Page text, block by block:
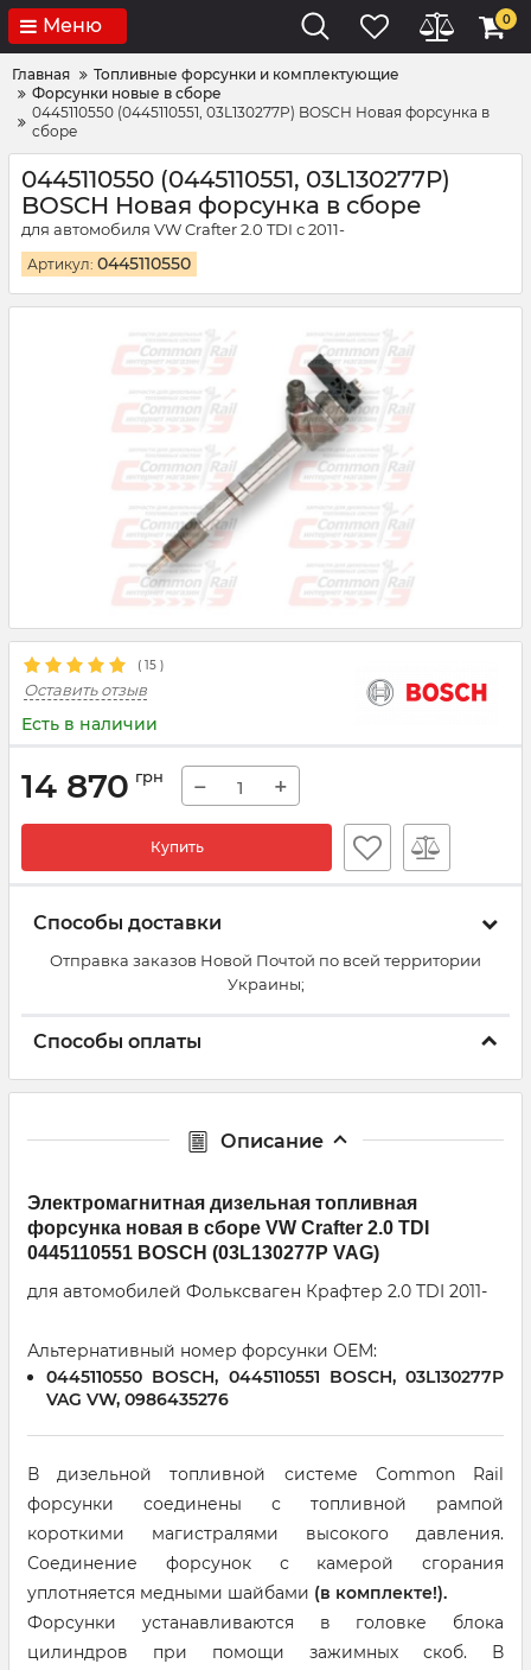
Меню 0
Главная
Топливные форсунки и комплектующие
Форсунки новые в сборе
0445110550 (0445110551, 03L130277P) BOSCH Новая форсунка в
сборе
0445110550 (0445110551, 03L130277P)
BOSCH Новая форсунка в сборе
для автомобиля VW Crafter 2.0 TDI с 2011-
Артикул: 0445110550
( 15 )
Оставить отзыв
Есть в наличии
14 870 грн − +
Купить
Способы доставки
Отправка заказов Новой Почтой по всей территории
Украины;
Способы оплаты
Описание
Электромагнитная дизельная топливная
форсунка новая в сборе VW Crafter 2.0 TDI
0445110551 BOSCH (03L130277P VAG)
для автомобилей Фольксваген Крафтер 2.0 TDI 2011-
Альтернативный номер форсунки ОЕМ:
0445110550 BOSCH, 0445110551 BOSCH, 03L130277P
VAG VW, 0986435276
В дизельной топливной системе Common Rail
форсунки соединены с топливной рампой
короткими магистралями высокого давления.
Соединение форсунок с камерой сгорания
уплотняется медными шайбами (в комплекте!).
Форсунки устанавливаются в головке блока
цилиндров при помощи зажимных скоб. В